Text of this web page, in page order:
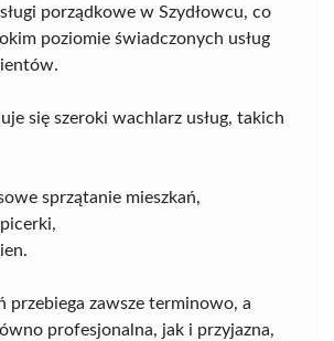
porządkowe w Szydłowcu, co
poziomie świadczonych usług
się szeroki wachlarz usług, takich
sprzątanie mieszkań,
przebiega zawsze terminowo, a
profesjonalna, jak i przyjazna,